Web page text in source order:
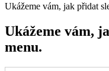
Ukážeme vám, jak přidat
Ukážeme vám,
menu.